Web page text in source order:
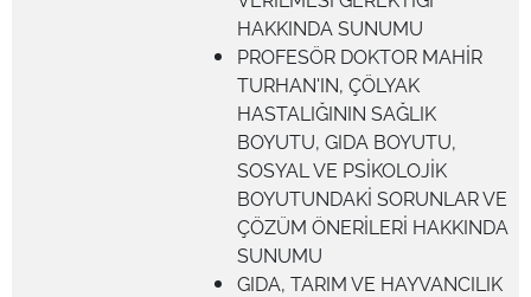
HAKKINDA SUNUMU
PROFESÖR DOKTOR MAHİR
TURHAN'IN, ÇÖLYAK
HASTALIĞININ SAĞLIK
BOYUTU, GIDA BOYUTU,
SOSYAL VE PSİKOLOJİK
BOYUTUNDAKİ SORUNLAR VE
ÇÖZÜM ÖNERİLERİ HAKKINDA
SUNUMU
GIDA, TARIM VE HAYVANCILIK